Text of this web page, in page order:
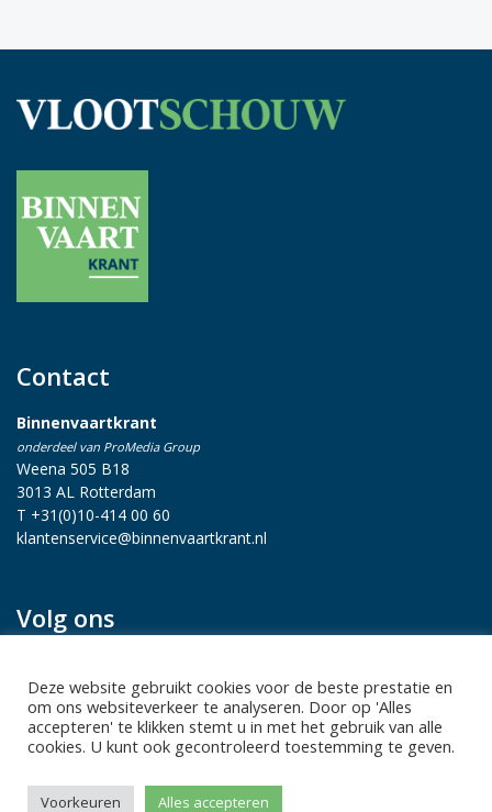
Contact
Binnenvaartkrant
onderdeel van ProMedia Group
Weena 505 B18
3013 AL Rotterdam
T +31(0)10-414 00 60
klantenservice@binnenvaartkrant.nl
Volg ons
Privacy statement|Sitemap|Disclaimer
Deze website gebruikt cookies voor de beste prestatie en
om ons websiteverkeer te analyseren. Door op 'Alles
accepteren' te klikken stemt u in met het gebruik van alle
cookies. U kunt ook gecontroleerd toestemming te geven.
Voorkeuren Alles accepteren